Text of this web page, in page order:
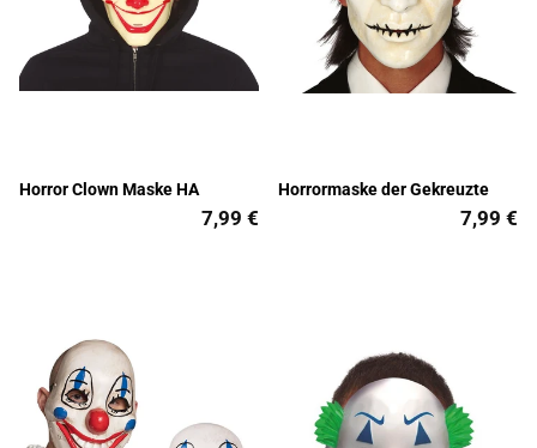
Horror Clown Maske HA
7,99 €
Horrormaske der Gekreuzte
7,99 €